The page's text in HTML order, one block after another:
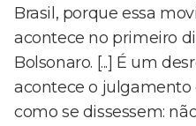
Brasil, porque essa
acontece no primeiro
Bolsonaro. [...] É um
acontece o julgamento
como se dissessem: